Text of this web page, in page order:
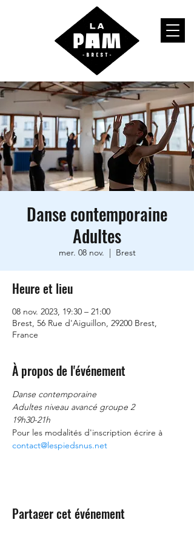
Danse contemporaine
Adultes
mer. 08 nov.
  |
Brest
Heure et lieu
08 nov. 2023, 19:30 – 21:00
Brest, 56 Rue d'Aiguillon, 29200 Brest,
France
À propos de l'événement
Danse contemporaine
Adultes niveau avancé groupe 2
19h30-21h
Pour les modalités d'inscription écrire à
contact@lespiedsnus.net
Partager cet événement